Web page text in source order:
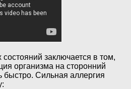
заключается в том,
организма на сторонний
быстро. Сильная аллергия